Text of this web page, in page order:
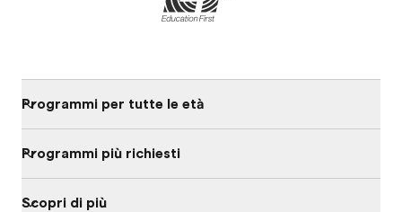
Programmi per tutte le età
Programmi più richiesti
Scopri di più